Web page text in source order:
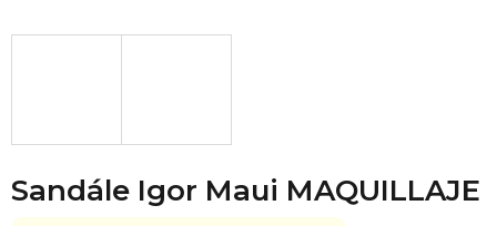
Sandále Igor Maui MAQUILLAJE